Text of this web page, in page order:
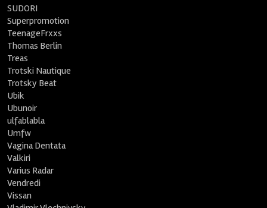
SUDORI
Superpromotion
TeenageFrxxs
Thomas Berlin
Treas
Trotski Nautique
Trotsky Beat
Ubik
Ubunoir
ulfablabla
Umfw
Vagina Dentata
Valkiri
Varius Radar
Vendredi
Vissan